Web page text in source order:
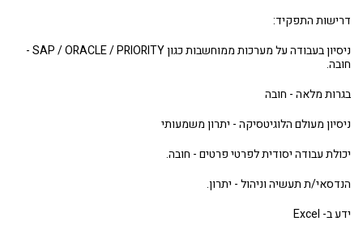
דרישות התפקיד:
ניסיון בעבודה על מערכות ממוחשבות כגון SAP / ORACLE / PRIORITY -
חובה.
בגרות מלאה - חובה
ניסיון מעולם הלוגיטסיקה - יתרון משמעותי
יכולת עבודה יסודית לפרטי פרטים - חובה.
הנדסאי/ת תעשיה וניהול - יתרון.
ידע ב- Excel